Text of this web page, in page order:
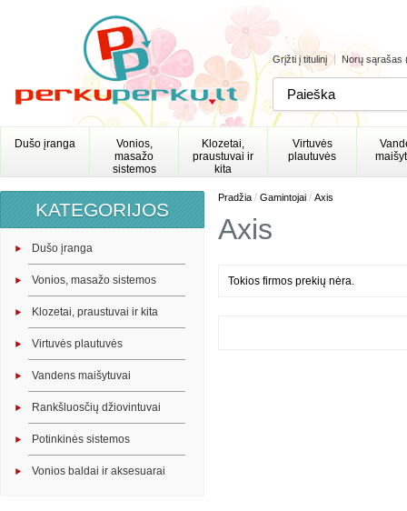
Grįžti į titulinį Norų sąrašas
Dušo įranga
Vonios,
masažo
sistemos
Klozetai,
praustuvai ir
kita
Virtuvės
plautuvės
KATEGORIJOS
Dušo įranga
Vonios, masažo sistemos
Klozetai, praustuvai ir kita
Virtuvės plautuvės
Vandens maišytuvai
Rankšluosčių džiovintuvai
Potinkinės sistemos
Vonios baldai ir aksesuarai
Pradžia / Gamintojai / Axis
Axis
Tokios firmos prekių nėra.